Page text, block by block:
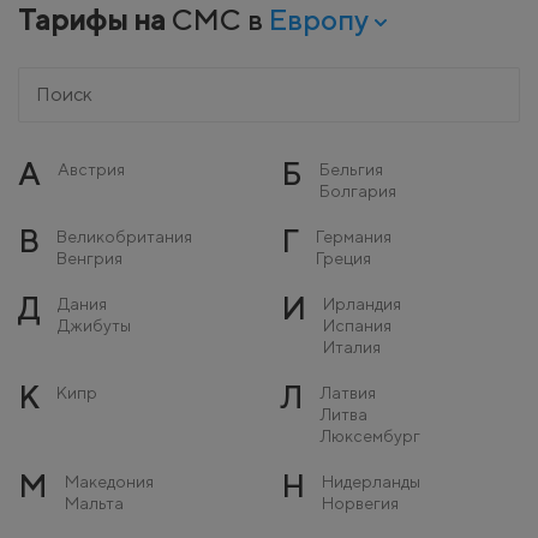
Тарифы на СМС в Европу
А Австрия Б
Бельгия
Болгария
В
Великобритания
Венгрия
Г
Германия
Греция
Д
Дания
Джибуты
И
Ирландия
Испания
Италия
К Кипр Л
Латвия
Литва
Люксембург
М
Македония
Мальта
Н
Нидерланды
Норвегия